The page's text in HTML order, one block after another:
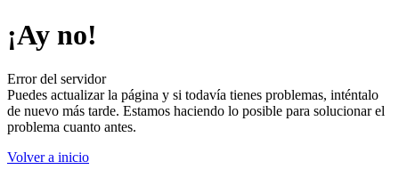
¡Ay no!
Error del servidor
Puedes actualizar la página y si todavía tienes problemas, inténtalo
de nuevo más tarde. Estamos haciendo lo posible para solucionar el
problema cuanto antes.
Volver a inicio